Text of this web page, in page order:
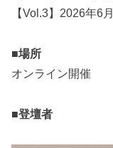
【Vol.3】2026年
■場所
オンライン開催
■登壇者